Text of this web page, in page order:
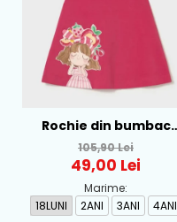
Rochie din bumbac
pentru fete Mayoral,
Rosu - 1930-069
105,90 Lei
49,00 Lei
Marime:
18LUNI
2ANI 3ANI 4ANI